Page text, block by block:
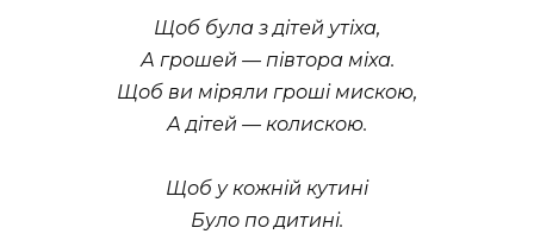
Щоб була з дітей утіха,
А грошей — півтора міха.
Щоб ви міряли гроші мискою,
А дітей — колискою.
Щоб у кожній кутині
Було по дитині.